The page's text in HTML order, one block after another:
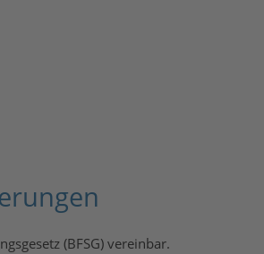
(BFSG) vereinbar.